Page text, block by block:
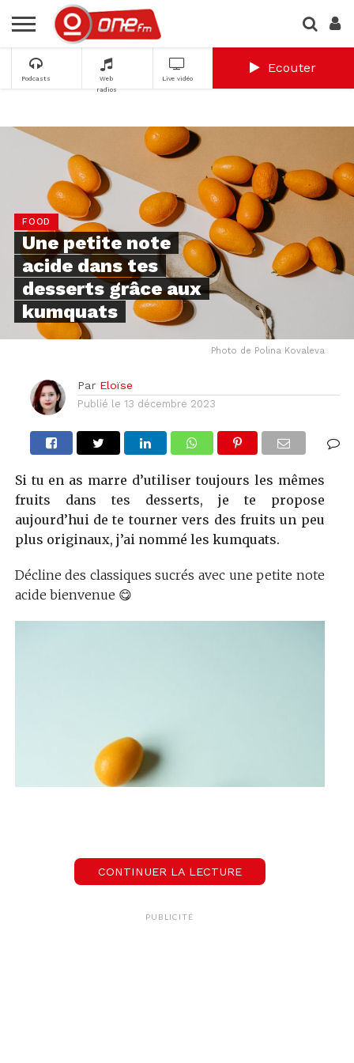
Podcasts
Web
radios
Live vidéo
Ecouter
FOOD
Une petite note
acide dans tes
desserts grâce aux
kumquats
Photo de Polina Kovaleva
Par Eloïse
Publié le 13 décembre 2023
Si tu en as marre d’utiliser toujours les mêmes
fruits dans tes desserts, je te propose
aujourd’hui de te tourner vers des fruits un peu
plus originaux, j’ai nommé les kumquats.
Décline des classiques sucrés avec une petite note
acide bienvenue 😋
CONTINUER LA LECTURE
PUBLICITÉ